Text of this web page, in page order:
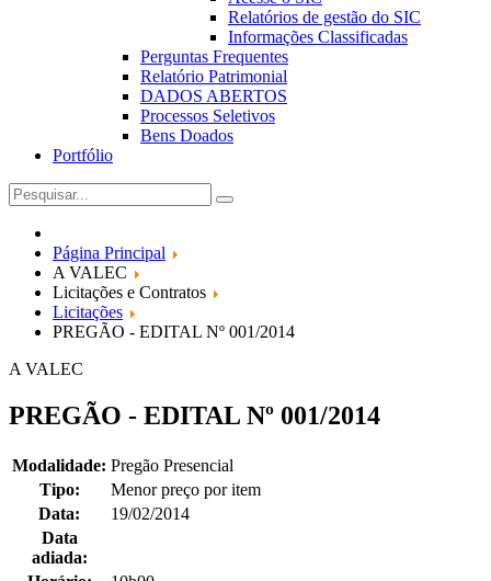
Relatórios de gestão do SIC
Informações Classificadas
Perguntas Frequentes
Relatório Patrimonial
DADOS ABERTOS
Processos Seletivos
Bens Doados
Portfólio
Página Principal
A VALEC
Licitações e Contratos
Licitações
PREGÃO - EDITAL Nº 001/2014
A VALEC
PREGÃO - EDITAL Nº 001/2014
Modalidade: Pregão Presencial
Tipo:
Menor preço por item
Data:
19/02/2014
Data
adiada: